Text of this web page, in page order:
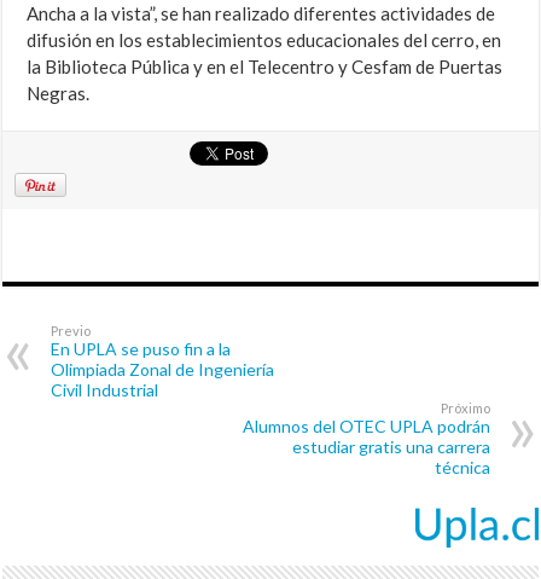
Ancha a la vista”, se han realizado diferentes actividades de
difusión en los establecimientos educacionales del cerro, en
la Biblioteca Pública y en el Telecentro y Cesfam de Puertas
Negras.
Previo
En UPLA se puso fin a la
Olimpiada Zonal de Ingeniería
Civil Industrial
Próximo
Alumnos del OTEC UPLA podrán
estudiar gratis una carrera
técnica